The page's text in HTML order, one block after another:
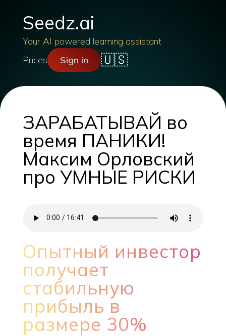
Seedz.ai
Your AI powered learning assistant
Prices
Sign in 🇺🇸
ЗАРАБАТЫВАЙ во
время ПАНИКИ!
Максим Орловский
про УМНЫЕ РИСКИ
Опытный инвестор
получает
стабильную
прибыль в
размере 30%